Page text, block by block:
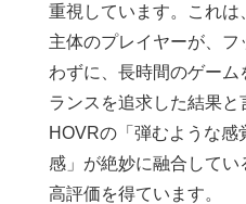
重視しています。これは
主体のプレイヤーが、
わずに、長時間のゲー
ランスを追求した結果と
HOVRの「弾むような感
感」が絶妙に融合して
高評価を得ています。